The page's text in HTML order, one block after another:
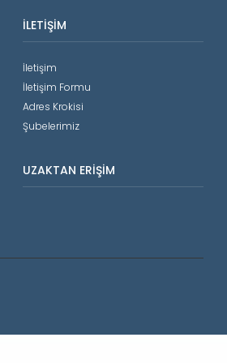
İLETIŞIM
İletişim
İletişim Formu
Adres Krokisi
Şubelerimiz
UZAKTAN ERIŞIM